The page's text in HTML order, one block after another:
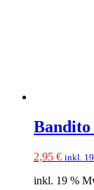
Bandito
2,95 € inkl. 19
inkl. 19 %